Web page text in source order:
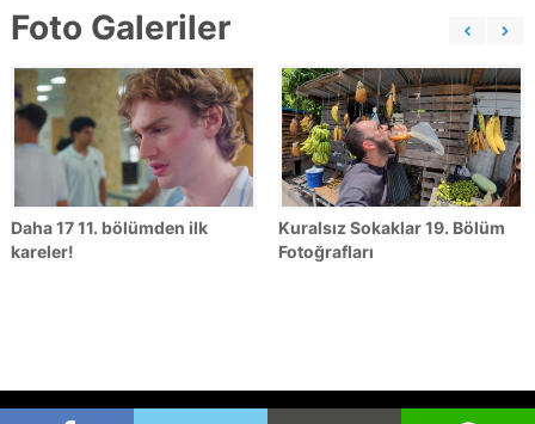
Foto Galeriler
Daha 17 11. bölümden ilk
kareler!
Kuralsız Sokaklar 19. Bölüm
Fotoğrafları